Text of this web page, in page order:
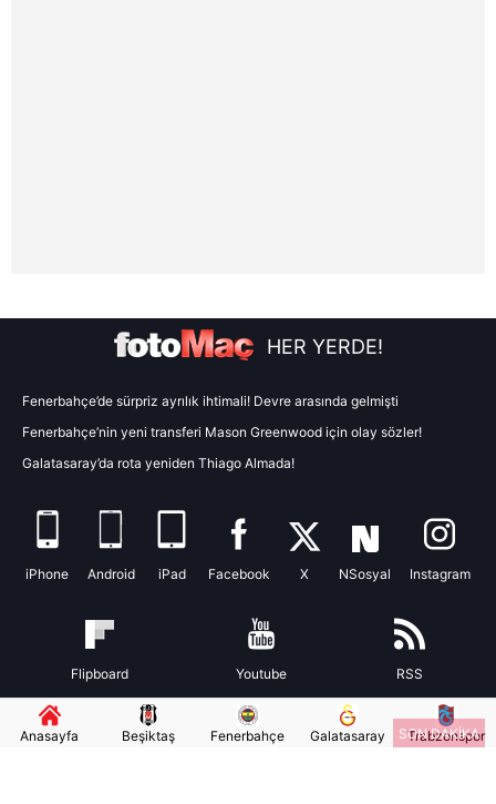
SON DAKİKA
HER YERDE!
Fenerbahçe’de sürpriz ayrılık ihtimali! Devre arasında gelmişti
Fenerbahçe’nin yeni transferi Mason Greenwood için olay sözler!
Galatasaray’da rota yeniden Thiago Almada!
iPhone Android iPad Facebook X NSosyal Instagram
Flipboard Youtube RSS
Anasayfa Beşiktaş Fenerbahçe Galatasaray Trabzonspor